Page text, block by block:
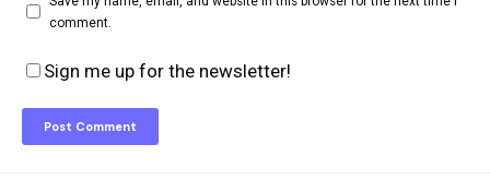
comment.
Sign me up for the newsletter!